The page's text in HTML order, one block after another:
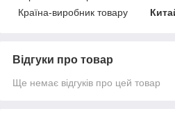
Країна-виробник товару
Відгуки про товар
Ще немає відгуків про цей товар